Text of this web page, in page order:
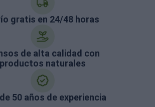
gratis en 24/48 horas
de alta calidad con
productos naturales
50 años de experiencia